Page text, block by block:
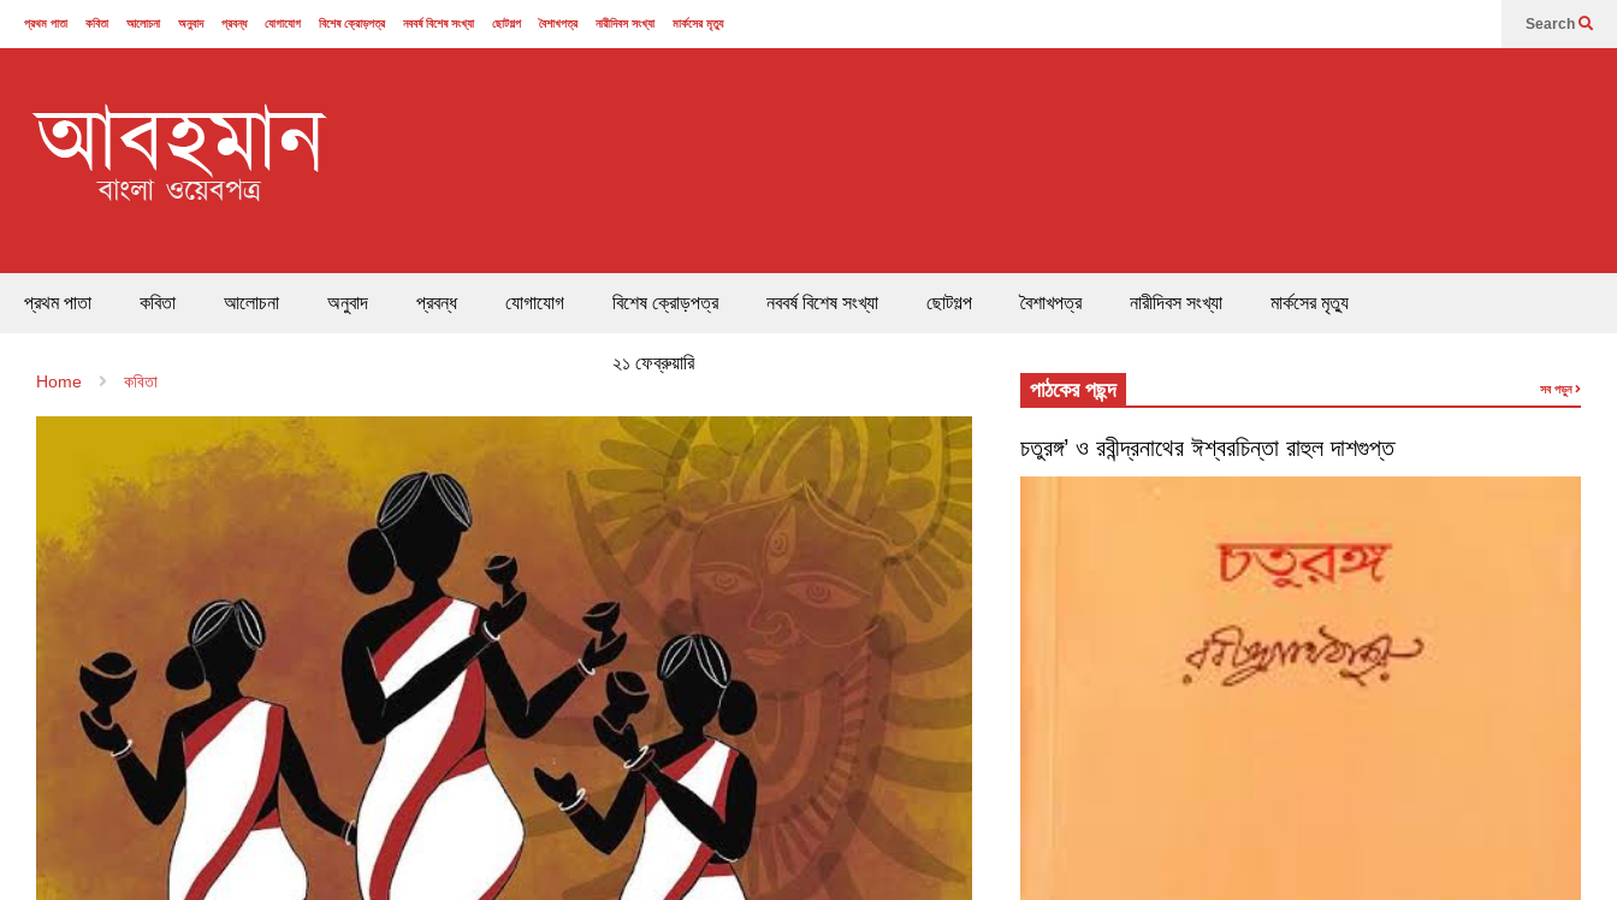
প্রথম পাতা কবিতা আলোচনা অনুবাদ প্রবন্ধ যোগাযোগ বিশেষ ক্রোড়পত্র নববর্ষ বিশেষ সংখ্যা ছোটগল্প বৈশাখপত্র নারীদিবস সংখ্যা মার্কসের মৃত্যু Search
প্রথম পাতা কবিতা আলোচনা অনুবাদ প্রবন্ধ যোগাযোগ বিশেষ ক্রোড়পত্র
২১ ফেব্রুয়ারি
নববর্ষ বিশেষ সংখ্যা ছোটগল্প বৈশাখপত্র নারীদিবস সংখ্যা মার্কসের মৃত্যু
Home কবিতা পাঠকের পছন্দ সব পড়ুন
চতুরঙ্গ’ ও রবীন্দ্রনাথের ঈশ্বরচিন্তা রাহুল দাশগুপ্ত